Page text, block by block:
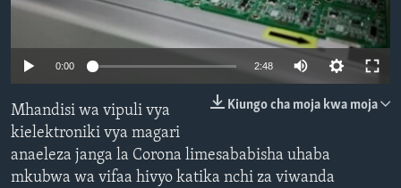
0:00 2:48
Kiungo cha moja kwa moja
Mhandisi wa vipuli vya
kielektroniki vya magari
anaeleza janga la Corona limesababisha uhaba
mkubwa wa vifaa hivyo katika nchi za viwanda